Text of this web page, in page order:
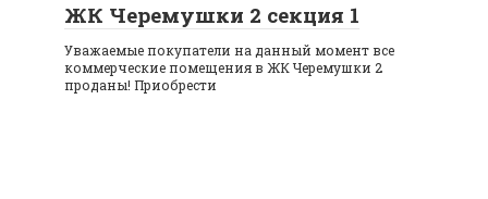
ЖК Черемушки 2 секция 1
Уважаемые покупатели на данный момент все
коммерческие помещения в ЖК Черемушки 2
проданы! Приобрести